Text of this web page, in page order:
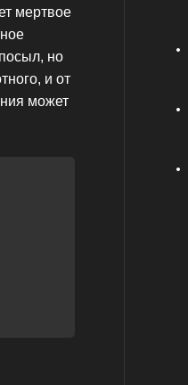
мертвое
но
и от
может